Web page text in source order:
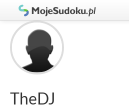
Graj w Sudoku!
Zasady Sudoku
Rankingi
Gracze
TheDJ